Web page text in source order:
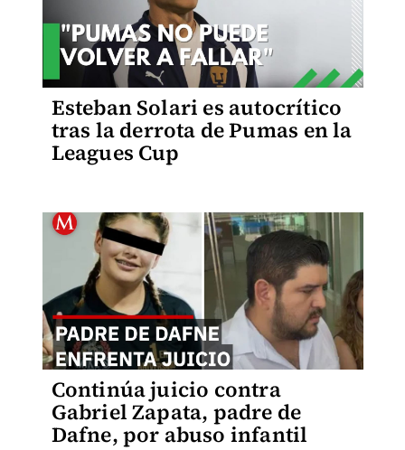
Esteban Solari es autocrítico
tras la derrota de Pumas en la
Leagues Cup
Continúa juicio contra
Gabriel Zapata, padre de
Dafne, por abuso infantil